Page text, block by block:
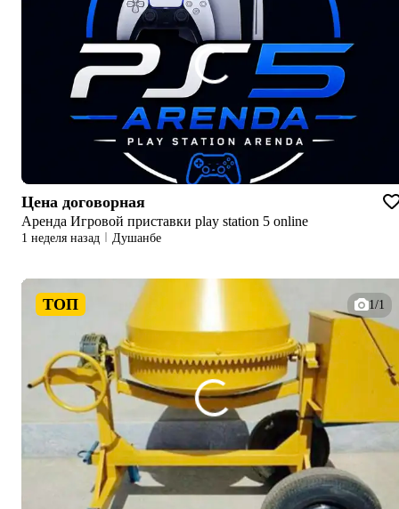
Цена договорная
Аренда Игровой приставки play station 5 online
1 неделя назад Душанбе
ТОП 1/1